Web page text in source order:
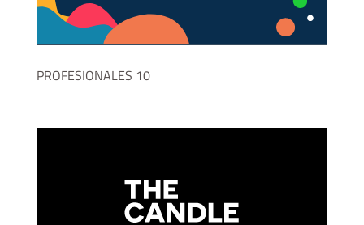
PROFESIONALES 10